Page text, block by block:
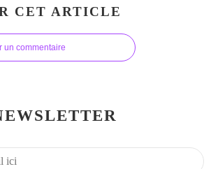
CET ARTICLE
un commentaire